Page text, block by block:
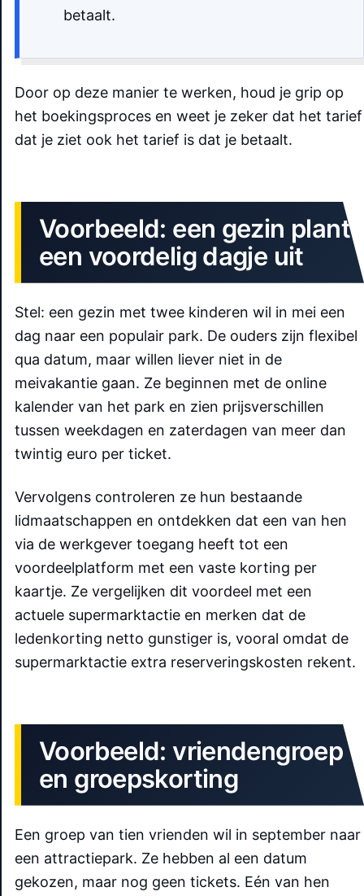
betaalt.
Door op deze manier te werken, houd je grip op
het boekingsproces en weet je zeker dat het tarief
dat je ziet ook het tarief is dat je betaalt.
Voorbeeld: een gezin plant
een voordelig dagje uit
Stel: een gezin met twee kinderen wil in mei een
dag naar een populair park. De ouders zijn flexibel
qua datum, maar willen liever niet in de
meivakantie gaan. Ze beginnen met de online
kalender van het park en zien prijsverschillen
tussen weekdagen en zaterdagen van meer dan
twintig euro per ticket.
Vervolgens controleren ze hun bestaande
lidmaatschappen en ontdekken dat een van hen
via de werkgever toegang heeft tot een
voordeelplatform met een vaste korting per
kaartje. Ze vergelijken dit voordeel met een
actuele supermarktactie en merken dat de
ledenkorting netto gunstiger is, vooral omdat de
supermarktactie extra reserveringskosten rekent.
Voorbeeld: vriendengroep
en groepskorting
Een groep van tien vrienden wil in september naar
een attractiepark. Ze hebben al een datum
gekozen, maar nog geen tickets. Eén van hen